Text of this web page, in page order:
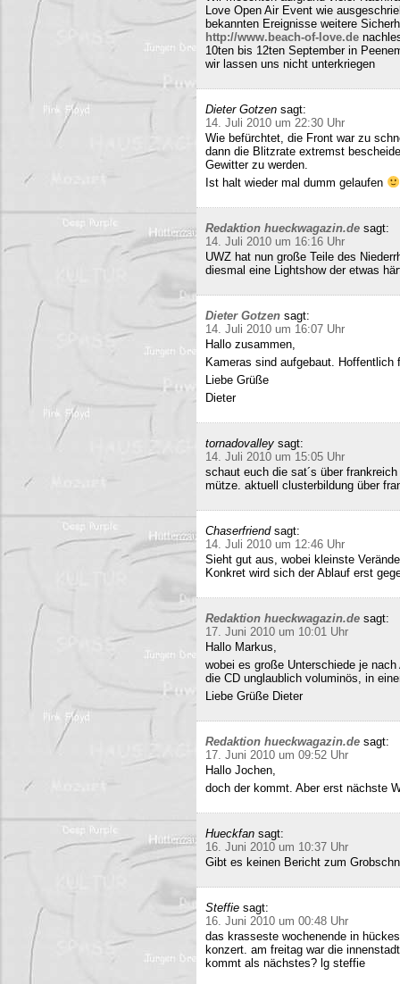
Love Open Air Event wie
bekannten Ereignisse weitere
http://www.beach-of-love.de
10ten bis 12ten September in
wir lassen uns nicht unterkriegen
Dieter Gotzen sagt:
14. Juli 2010 um 22:30 Uhr
Wie befürchtet, die Front war zu
dann die Blitzrate extremst
Gewitter zu werden.
Ist halt wieder mal dumm gelaufen
Redaktion hueckwagazin.de sagt:
14. Juli 2010 um 16:16 Uhr
UWZ hat nun große Teile des
diesmal eine Lightshow der etwas
Dieter Gotzen sagt:
14. Juli 2010 um 16:07 Uhr
Hallo zusammen,
Kameras sind aufgebaut.
Liebe Grüße
Dieter
tornadovalley sagt:
14. Juli 2010 um 15:05 Uhr
schaut euch die sat´s über
mütze. aktuell clusterbildung über
Chaserfriend sagt:
14. Juli 2010 um 12:46 Uhr
Sieht gut aus, wobei kleinste
Konkret wird sich der Ablauf erst
Redaktion hueckwagazin.de sagt:
17. Juni 2010 um 10:01 Uhr
Hallo Markus,
wobei es große Unterschiede je
die CD unglaublich voluminös, in
Liebe Grüße Dieter
Redaktion hueckwagazin.de sagt:
17. Juni 2010 um 09:52 Uhr
Hallo Jochen,
doch der kommt. Aber erst nächste
Hueckfan sagt:
16. Juni 2010 um 10:37 Uhr
Gibt es keinen Bericht zum
Steffie sagt:
16. Juni 2010 um 00:48 Uhr
das krasseste wochenende in
konzert. am freitag war die
kommt als nächstes? lg steffie